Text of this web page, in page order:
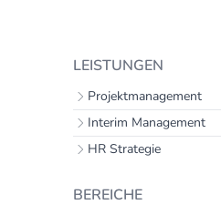
LEISTUNGEN
Projektmanagement
Interim Management
HR Strategie
BEREICHE